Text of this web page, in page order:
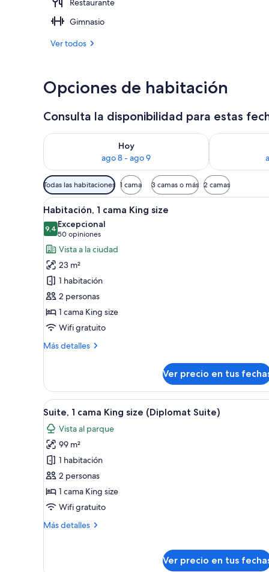
Restaurante
Gimnasio
Ver todos
Opciones de habitación
Consulta la disponibilidad para estas
Hoy
ago 8 - ago 9
Consulta la disponibilidad para hoy ago 8 - ago 9
Consulta la
Filtros
disponibles
para
las
habitaciones
Todas las habitaciones 1 cama 3 camas o más 2 camas
Ver
todas
las
fotos
de
Habitación,
cama
King
size
Habitación de hotel con vista
5
Habitación, 1 cama King size
9,49,4 de 10
Excepcional
50 opiniones
(50
opiniones)
Vista a la ciudad
23 m²
1 habitación
2 personas
1 cama King size
Wifi gratuito
Más detalles
Más
1
cama
King
size
Ver precio en tus
Ver
todas
las
fotos
de
Suite,
1
cama
size
Habitación de hotel con una
4
Suite, 1 cama King size (Diplomat Suite)
Vista al parque
99 m²
1 habitación
2 personas
1 cama King size
Wifi gratuito
Más detalles
Más
Ver precio en tus